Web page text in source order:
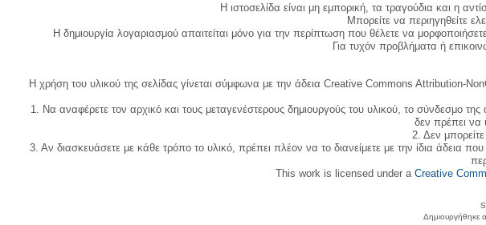
Η ιστοσελίδα είναι μη εμπορική, τα τραγούδια και η
Μπορείτε να περιηγηθείτε
Η δημιουργία λογαριασμού απαιτείται μόνο για την περίπτωση που θέλετε να
Για τυχόν προβλήματα ή
Η χρήση του υλικού της σελίδας γίνεται σύμφωνα με την άδεια Creative Commons Attribution-
1. Να αναφέρετε τον αρχικό και τους μεταγενέστερους δημιουργούς του υλικού, το σύνδεσμο
δεν πρέπει να
2. Δεν
3. Αν διασκευάσετε με κάθε τρόπο το υλικό, πρέπει πλέον να το διανείμετε με την ίδια άδεια
This work is licensed under a Creative
Δημιουργήθηκε